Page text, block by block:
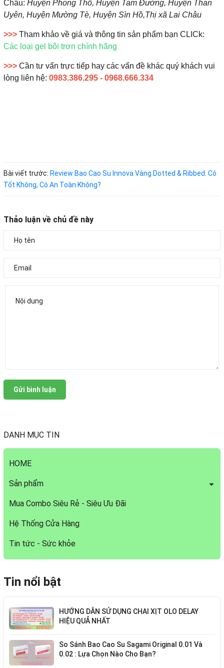
DANH MỤC TIN
HOME
Sản phẩm
Mua Combo Siêu Rẻ - Siêu Ưu Đãi
Hệ Thống Cửa Hàng
Tin tức - Sức khỏe
Tin nổi bật
HƯỚNG DẪN SỬ DỤNG CHAI XỊT OLO DELAY
HIỆU QUẢ NHẤT
So Sánh Bao Cao Su Sagami Original 0.01 Và
0.02 : Lựa Chọn Nào Cho Bạn?
Châu: Huyện Phong Thổ, Huyện Tam Đường, Huyện Than
Uyên, Huyện Mường Tè, Huyện Sìn Hồ,Thị xã Lai Châu
>>> Tham khảo về giá và thông tin sản phẩm bạn CLICk:
Các loại gel bôi trơn chính hãng
>>> Cần tư vấn trực tiếp hay các vấn đề khác quý khách vui
lòng liên hệ: 0983.386.295 - 0968.666.334
Bài viết trước: Review Bao Cao Su Innova Vàng Dotted & Ribbed: Có
Tốt Không, Có An Toàn Không?
Thảo luận về chủ đề này
Gửi bình luận